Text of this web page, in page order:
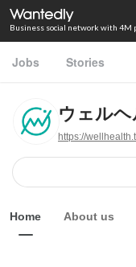
Business social network with 4M
Jobs Stories
ウェル
https://
Home About us